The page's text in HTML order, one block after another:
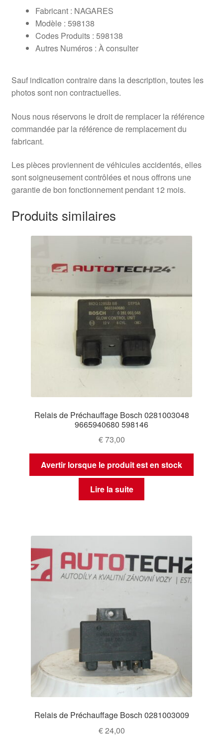
Fabricant : NAGARES
Modèle : 598138
Codes Produits : 598138
Autres Numéros : À consulter
Sauf indication contraire dans la description, toutes les
photos sont non contractuelles.
Nous nous réservons le droit de remplacer la référence
commandée par la référence de remplacement du
fabricant.
Les pièces proviennent de véhicules accidentés, elles
sont soigneusement contrôlées et nous offrons une
garantie de bon fonctionnement pendant 12 mois.
Produits similaires
Relais de Préchauffage Bosch 0281003048
9665940680 598146
€73,00
Avertir lorsque le produit est en stock
Lire la suite
Relais de Préchauffage Bosch 0281003009
€24,00